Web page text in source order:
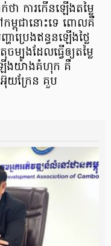
ា ការកើនឡើងតម្លៃ
កម្ពុជានោះទេ ពោលគឺ
រេងឥន្ធនឡើងថ្លៃ
ម្បងដែលធ្វើឲ្យតម្លៃ
ើងយ៉ាងគំហុក គឺ
អ៊ុយក្រែន គួប